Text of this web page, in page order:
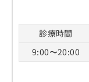
診療時間
9:00〜20:00